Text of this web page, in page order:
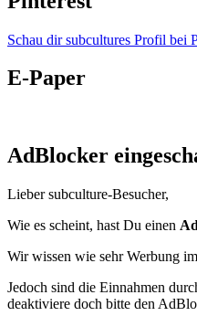
Schau dir subcultures Profil bei
E-Paper
AdBlocker
Lieber subculture-Besucher,
Wie es scheint, hast Du einen
Wir wissen wie sehr Werbung
Jedoch sind die Einnahmen
deaktiviere doch bitte den